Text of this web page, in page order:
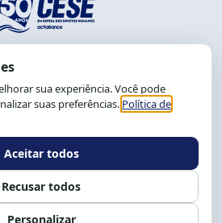
da Graça, 150. Graça
CEP: 40.150-055
Salvador-BA, Brasil.
Cel.: (71) 9 9239-2104 ou 2105
8h às 12h e 13 às 17h.
Fale conosco